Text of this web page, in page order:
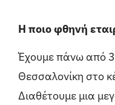
Η ποιο φθηνή
Έχουμε πάνω από
Θεσσαλονίκη στο
Διαθέτουμε μια